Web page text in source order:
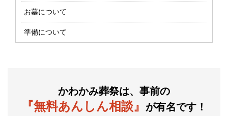
お墓について
準備について
かわかみ葬祭は、事前の
『無料あんしん相談』 が有名です！